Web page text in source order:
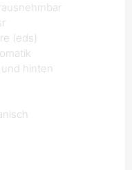
(eds)
hinten